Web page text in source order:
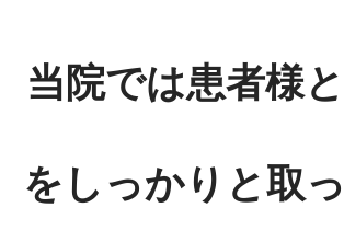
当院では患者様
をしっかりと取